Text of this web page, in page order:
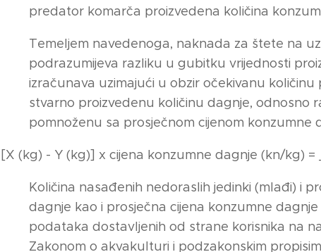
predator komarča proizvedena količina
Temeljem navedenoga, naknada za štete na
podrazumijeva razliku u gubitku vrijednosti
izračunava uzimajući u obzir očekivanu količinu
stvarno proizvedenu količinu dagnje, odnosno
pomnoženu sa prosječnom cijenom konzumne
[X (kg) - Y (kg)] x cijena konzumne dagnje (kn/kg) =
Količina nasađenih nedoraslih jedinki (mlađi) i
dagnje kao i prosječna cijena konzumne
podataka dostavljenih od strane korisnika na
Zakonom o akvakulturi i podzakonskim